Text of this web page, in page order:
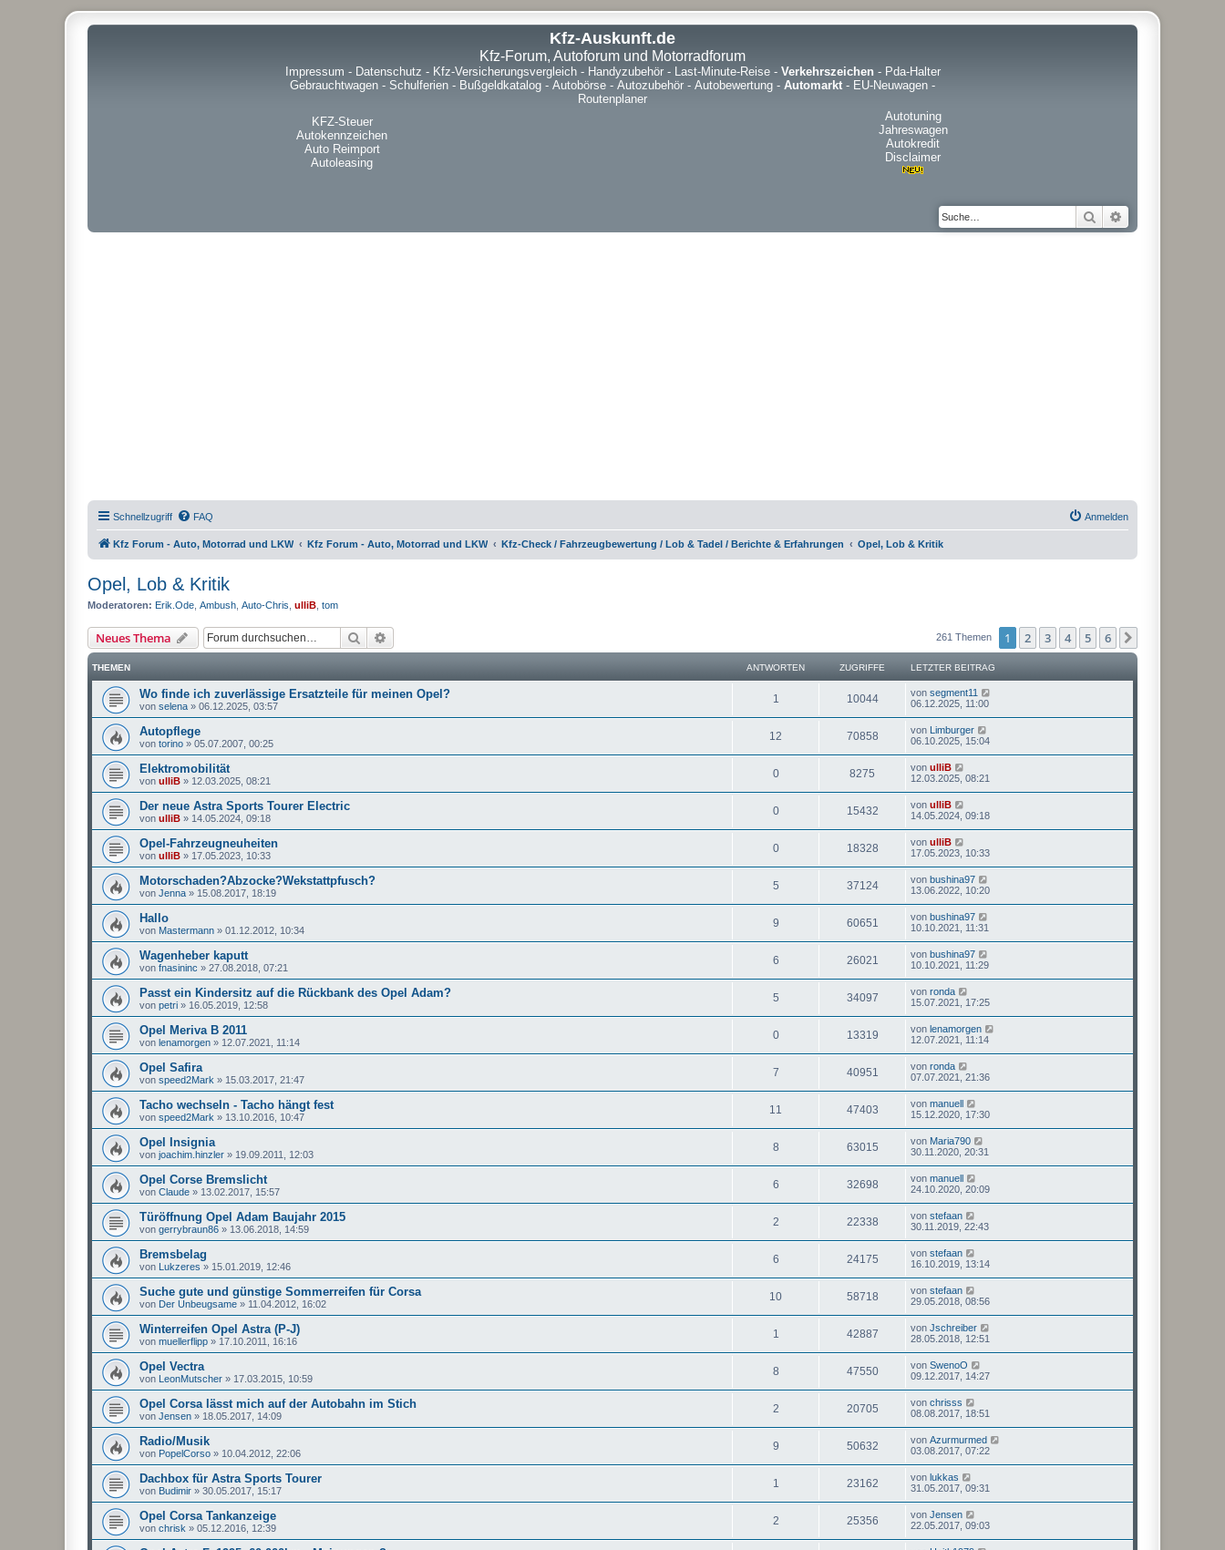
Kfz-Auskunft.de
Kfz-Forum, Autoforum und Motorradforum
Impressum - Datenschutz - Kfz-Versicherungsvergleich- Handyzubehör- Last-Minute-Reise- Verkehrszeichen- Pda-Halter
Gebrauchtwagen - Schulferien - Bußgeldkatalog - Autobörse - Autozubehör - Autobewertung - Automarkt - EU-Neuwagen -
Routenplaner
KFZ-Steuer
Autokennzeichen
Auto Reimport
Autoleasing
Autotuning
Jahreswagen
Autokredit
Disclaimer
Suche
Schnellzugriff FAQ Anmelden
Kfz Forum - Auto, Motorrad und LKW Kfz Forum - Auto, Motorrad und LKW Kfz-Check / Fahrzeugbewertung / Lob & Tadel / Berichte & Erfahrungen Opel, Lob & Kritik
Opel, Lob & Kritik
Moderatoren: Erik.Ode Ambush Auto-Chris ulliB tom
Neues Thema Suche 261 Themen 1 2 3 4 5 6
THEMEN ANTWORTEN ZUGRIFFE LETZTER BEITRAG
Wo finde ich zuverlässige Ersatzteile für meinen Opel?
von selena » 06.12.2025, 03:57
1 10044 von segment11
06.12.2025, 11:00
Autopflege
von torino » 05.07.2007, 00:25
12 70858 von Limburger
06.10.2025, 15:04
Elektromobilität
von ulliB » 12.03.2025, 08:21
0 8275 von ulliB
12.03.2025, 08:21
Der neue Astra Sports Tourer Electric
von ulliB » 14.05.2024, 09:18
0 15432 von ulliB
14.05.2024, 09:18
Opel-Fahrzeugneuheiten
von ulliB » 17.05.2023, 10:33
0 18328 von ulliB
17.05.2023, 10:33
Motorschaden?Abzocke?Wekstattpfusch?
von Jenna » 15.08.2017, 18:19
5 37124 von bushina97
13.06.2022, 10:20
Hallo
von Mastermann » 01.12.2012, 10:34
9 60651 von bushina97
10.10.2021, 11:31
Wagenheber kaputt
von fnasininc » 27.08.2018, 07:21
6 26021 von bushina97
10.10.2021, 11:29
Passt ein Kindersitz auf die Rückbank des Opel Adam?
von petri » 16.05.2019, 12:58
5 34097 von ronda
15.07.2021, 17:25
Opel Meriva B 2011
von lenamorgen » 12.07.2021, 11:14
0 13319 von lenamorgen
12.07.2021, 11:14
Opel Safira
von speed2Mark » 15.03.2017, 21:47
7 40951 von ronda
07.07.2021, 21:36
Tacho wechseln - Tacho hängt fest
von speed2Mark » 13.10.2016, 10:47
11 47403 von manuell
15.12.2020, 17:30
Opel Insignia
von joachim.hinzler » 19.09.2011, 12:03
8 63015 von Maria790
30.11.2020, 20:31
Opel Corse Bremslicht
von Claude » 13.02.2017, 15:57
6 32698 von manuell
24.10.2020, 20:09
Türöffnung Opel Adam Baujahr 2015
von gerrybraun86 » 13.06.2018, 14:59
2 22338 von stefaan
30.11.2019, 22:43
Bremsbelag
von Lukzeres » 15.01.2019, 12:46
6 24175 von stefaan
16.10.2019, 13:14
Suche gute und günstige Sommerreifen für Corsa
von Der Unbeugsame » 11.04.2012, 16:02
10 58718 von stefaan
29.05.2018, 08:56
Winterreifen Opel Astra (P-J)
von muellerflipp » 17.10.2011, 16:16
1 42887 von Jschreiber
28.05.2018, 12:51
Opel Vectra
von LeonMutscher » 17.03.2015, 10:59
8 47550 von SwenoO
09.12.2017, 14:27
Opel Corsa lässt mich auf der Autobahn im Stich
von Jensen » 18.05.2017, 14:09
2 20705 von chrisss
08.08.2017, 18:51
Radio/Musik
von PopelCorso » 10.04.2012, 22:06
9 50632 von Azurmurmed
03.08.2017, 07:22
Dachbox für Astra Sports Tourer
von Budimir » 30.05.2017, 15:17
1 23162 von lukkas
31.05.2017, 09:31
Opel Corsa Tankanzeige
von chrisk » 05.12.2016, 12:39
2 25356 von Jensen
22.05.2017, 09:03